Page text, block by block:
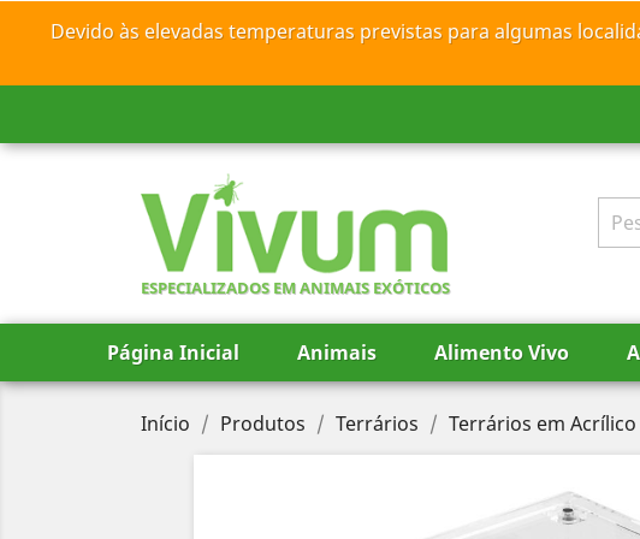
Devido às elevadas temperaturas previstas para algumas
ESPECIALIZADOS EM ANIMAIS EXÓTICOS
Página Inicial Animais Alimento Vivo
Início Produtos Terrários Terrários em Acrílico